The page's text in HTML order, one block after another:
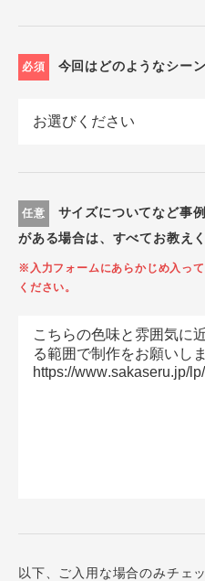
必須 今回はどのようなシー
任意
サイズについてなど事
がある場合は、すべてお教えく
※入力フォームにあらかじめ入っ
ください。
以下、ご入用な場合のみチェ